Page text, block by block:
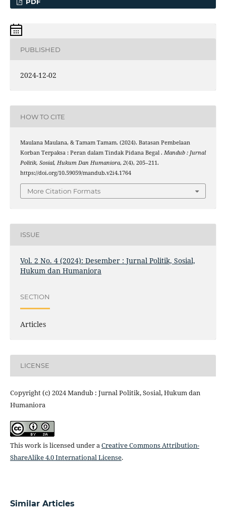
PUBLISHED
2024-12-02
HOW TO CITE
Maulana Maulana, & Tamam Tamam. (2024). Batasan Pembelaan
Korban Terpaksa : Peran dalam Tindak Pidana Begal . Mandub : Jurnal
Politik, Sosial, Hukum Dan Humaniora, 2(4), 205–211.
https://doi.org/10.59059/mandub.v2i4.1764
More Citation Formats
ISSUE
Vol. 2 No. 4 (2024): Desember : Jurnal Politik, Sosial,
Hukum dan Humaniora
SECTION
Articles
LICENSE
Copyright (c) 2024 Mandub : Jurnal Politik, Sosial, Hukum dan
Humaniora
This work is licensed under aCreative Commons Attribution-
ShareAlike 4.0 International License.
Similar Articles